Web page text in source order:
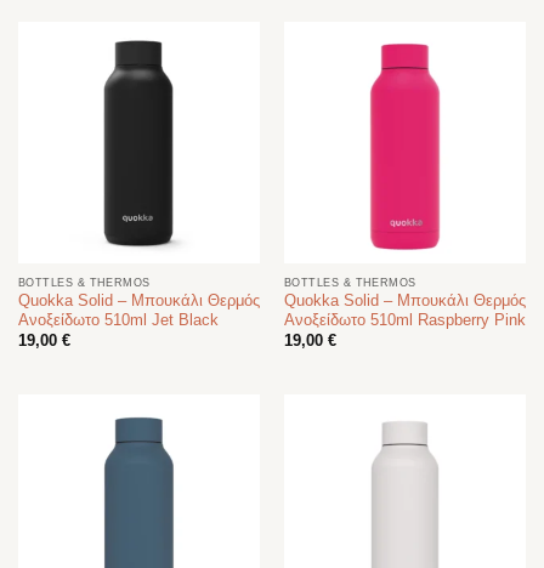
BOTTLES & THERMOS
Quokka Solid – Μπουκάλι Θερμός
Ανοξείδωτο 510ml Jet Black
19,00 €
BOTTLES & THERMOS
Quokka Solid – Μπουκάλι Θερμός
Ανοξείδωτο 510ml Raspberry Pink
19,00 €